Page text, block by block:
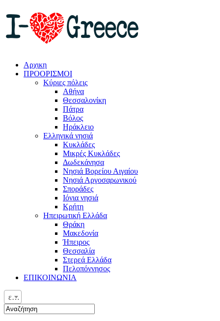
Αρχικη
ΠΡΟΟΡΙΣΜΟΙ
Κύριες πόλεις
Αθήνα
Θεσσαλονίκη
Πάτρα
Βόλος
Ηράκλειο
Ελληνικά νησιά
Κυκλάδες
Μικρές Κυκλάδες
Δωδεκάνησα
Νησιά Βορείου Αιγαίου
Νησιά Αργοσαρωνικού
Σποράδες
Ιόνια νησιά
Κρήτη
Ηπειρωτική Ελλάδα
Θράκη
Μακεδονία
Ήπειρος
Θεσσαλία
Στερεά Ελλάδα
Πελοπόννησος
ΕΠΙΚΟΙΝΩΝΙΑ
ελ